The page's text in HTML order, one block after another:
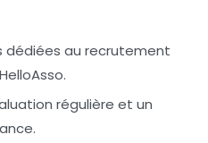
dédiées au recrutement
régulière et un